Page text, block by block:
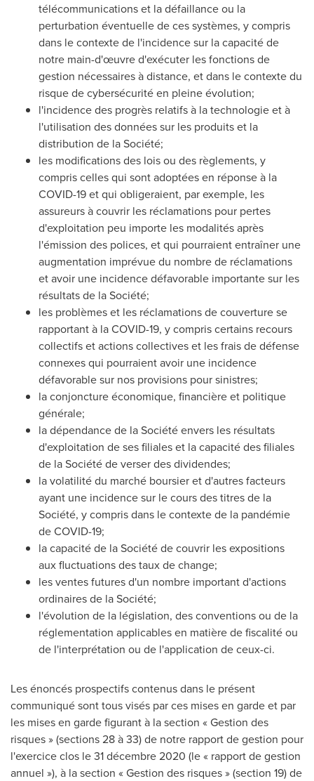
télécommunications et la défaillance ou la
perturbation éventuelle de ces systèmes, y compris
dans le contexte de l'incidence sur la capacité de
notre main-d'œuvre d'exécuter les fonctions de
gestion nécessaires à distance, et dans le contexte du
risque de cybersécurité en pleine évolution;
l'incidence des progrès relatifs à la technologie et à
l'utilisation des données sur les produits et la
distribution de la Société;
les modifications des lois ou des règlements, y
compris celles qui sont adoptées en réponse à la
COVID-19 et qui obligeraient, par exemple, les
assureurs à couvrir les réclamations pour pertes
d'exploitation peu importe les modalités après
l'émission des polices, et qui pourraient entraîner une
augmentation imprévue du nombre de réclamations
et avoir une incidence défavorable importante sur les
résultats de la Société;
les problèmes et les réclamations de couverture se
rapportant à la COVID-19, y compris certains recours
collectifs et actions collectives et les frais de défense
connexes qui pourraient avoir une incidence
défavorable sur nos provisions pour sinistres;
la conjoncture économique, financière et politique
générale;
la dépendance de la Société envers les résultats
d'exploitation de ses filiales et la capacité des filiales
de la Société de verser des dividendes;
la volatilité du marché boursier et d'autres facteurs
ayant une incidence sur le cours des titres de la
Société, y compris dans le contexte de la pandémie
de COVID-19;
la capacité de la Société de couvrir les expositions
aux fluctuations des taux de change;
les ventes futures d'un nombre important d'actions
ordinaires de la Société;
l'évolution de la législation, des conventions ou de la
réglementation applicables en matière de fiscalité ou
de l'interprétation ou de l'application de ceux-ci.
Les énoncés prospectifs contenus dans le présent
communiqué sont tous visés par ces mises en garde et par
les mises en garde figurant à la section « Gestion des
risques » (sections 28 à 33) de notre rapport de gestion pour
l'exercice clos le 31 décembre 2020 (le « rapport de gestion
annuel »), à la section « Gestion des risques » (section 19) de